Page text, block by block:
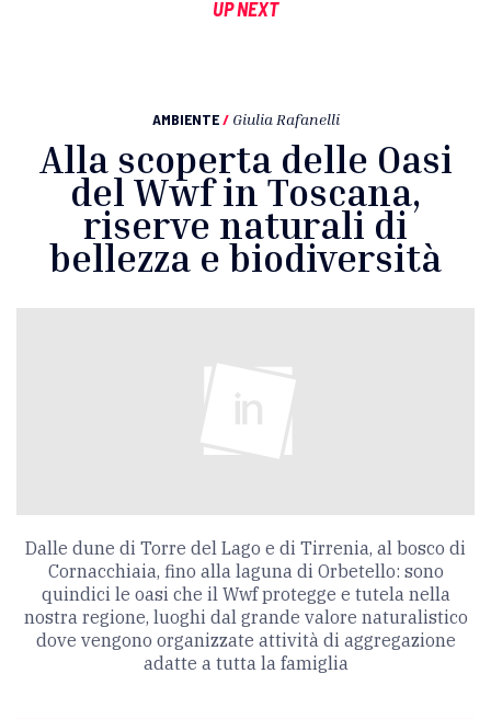
UP NEXT
AMBIENTE / Giulia Rafanelli
Alla scoperta delle Oasi
del Wwf in Toscana,
riserve naturali di
bellezza e biodiversità
Dalle dune di Torre del Lago e di Tirrenia, al bosco di
Cornacchiaia, fino alla laguna di Orbetello: sono
quindici le oasi che il Wwf protegge e tutela nella
nostra regione, luoghi dal grande valore naturalistico
dove vengono organizzate attività di aggregazione
adatte a tutta la famiglia